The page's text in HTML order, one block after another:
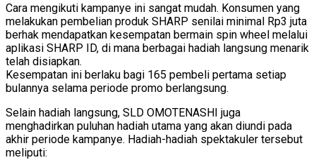
Cara mengikuti kampanye ini sangat mudah. Konsumen yang
melakukan pembelian produk SHARP senilai minimal Rp3 juta
berhak mendapatkan kesempatan bermain spin wheel melalui
aplikasi SHARP ID, di mana berbagai hadiah langsung menarik
telah disiapkan.
Kesempatan ini berlaku bagi 165 pembeli pertama setiap
bulannya selama periode promo berlangsung.
Selain hadiah langsung, SLD OMOTENASHI juga
menghadirkan puluhan hadiah utama yang akan diundi pada
akhir periode kampanye. Hadiah-hadiah spektakuler tersebut
meliputi: